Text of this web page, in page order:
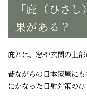
「庇（ひさ
果がある？
庇とは、窓や玄関の上
昔ながらの日本家屋に
にかなった日射対策のひ